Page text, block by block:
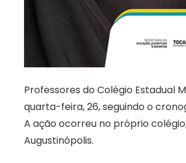
Professores do Colégio Estadual
quarta-feira, 26, seguindo o
A ação ocorreu no próprio
Augustinópolis.